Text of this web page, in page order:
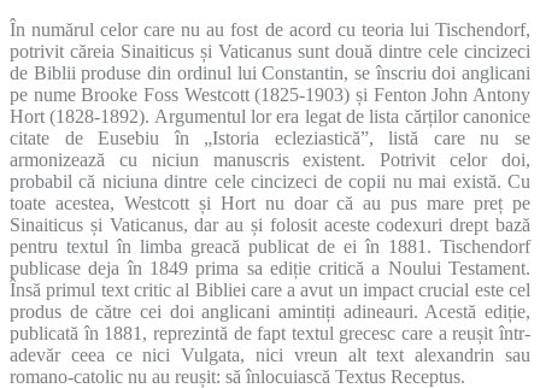
În numărul celor care nu au fost de acord cu teoria lui Tischendorf,
potrivit căreia Sinaiticus și Vaticanus sunt două dintre cele cincizeci
de Biblii produse din ordinul lui Constantin, se înscriu doi anglicani
pe nume Brooke Foss Westcott (1825-1903) și Fenton John Antony
Hort (1828-1892). Argumentul lor era legat de lista cărților canonice
citate de Eusebiu în „Istoria ecleziastică”, listă care nu se
armonizează cu niciun manuscris existent. Potrivit celor doi,
probabil că niciuna dintre cele cincizeci de copii nu mai există. Cu
toate acestea, Westcott și Hort nu doar că au pus mare preț pe
Sinaiticus și Vaticanus, dar au și folosit aceste codexuri drept bază
pentru textul în limba greacă publicat de ei în 1881. Tischendorf
publicase deja în 1849 prima sa ediție critică a Noului Testament.
Însă primul text critic al Bibliei care a avut un impact crucial este cel
produs de către cei doi anglicani amintiți adineauri. Acestă ediție,
publicată în 1881, reprezintă de fapt textul grecesc care a reușit într-
adevăr ceea ce nici Vulgata, nici vreun alt text alexandrin sau
romano-catolic nu au reușit: să înlocuiască Textus Receptus.